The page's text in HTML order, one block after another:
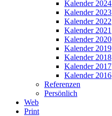
Kalender 2024
Kalender 2023
Kalender 2022
Kalender 2021
Kalender 2020
Kalender 2019
Kalender 2018
Kalender 2017
Kalender 2016
Referenzen
Persönlich
Web
Print